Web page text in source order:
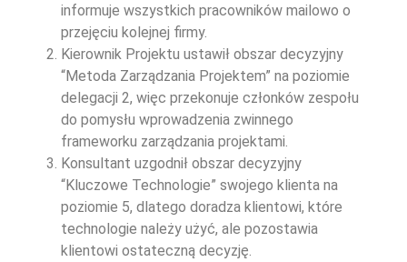
informuje wszystkich pracowników mailowo o
przejęciu kolejnej firmy.
Kierownik Projektu ustawił obszar decyzyjny
“Metoda Zarządzania Projektem” na poziomie
delegacji 2, więc przekonuje członków zespołu
do pomysłu wprowadzenia zwinnego
frameworku zarządzania projektami.
Konsultant uzgodnił obszar decyzyjny
“Kluczowe Technologie” swojego klienta na
poziomie 5, dlatego doradza klientowi, które
technologie należy użyć, ale pozostawia
klientowi ostateczną decyzję.